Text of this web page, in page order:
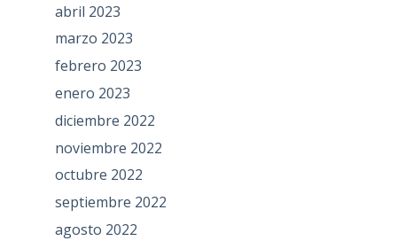
abril 2023
marzo 2023
febrero 2023
enero 2023
diciembre 2022
noviembre 2022
octubre 2022
septiembre 2022
agosto 2022